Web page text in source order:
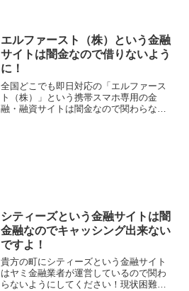
エルファースト（株）という金融
サイトは闇金なので借りないよう
に！
全国どこでも即日対応の「エルファース
ト（株）」という携帯スマホ専用の金
融・融資サイトは闇金なので関わらない
シティーズという金融サイトは闇
金融なのでキャッシング出来ない
ですよ！
貴方の町にシティーズという金融サイト
はヤミ金融業者が運営しているので関わ
らないようにしてください！現状困難な